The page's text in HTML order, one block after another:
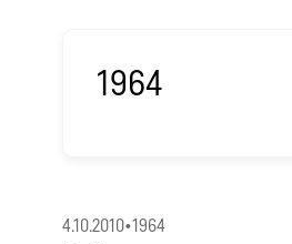
1964
4.10.2010•1964